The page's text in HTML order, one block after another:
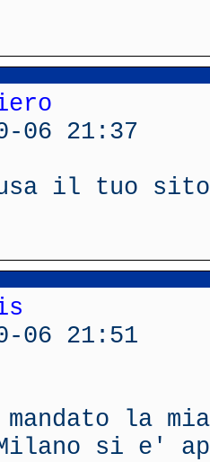
06 21:37
il tuo sito
06 21:51
la
si e'